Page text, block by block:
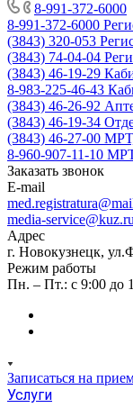
8-991-372-6000
8-991-372-6000
(3843) 320-053
(3843) 74-04-04
(3843) 46-19-29
8-983-225-46-43
(3843) 46-26-92
(3843) 46-19-34
(3843) 46-27-00
8-960-907-11-10
Заказать звонок
E-mail
media-service@kuz.ru
Адрес
г. Новокузнецк,
Режим работы
Пн. – Пт.: с 9:00 до
Записаться на
Услуги